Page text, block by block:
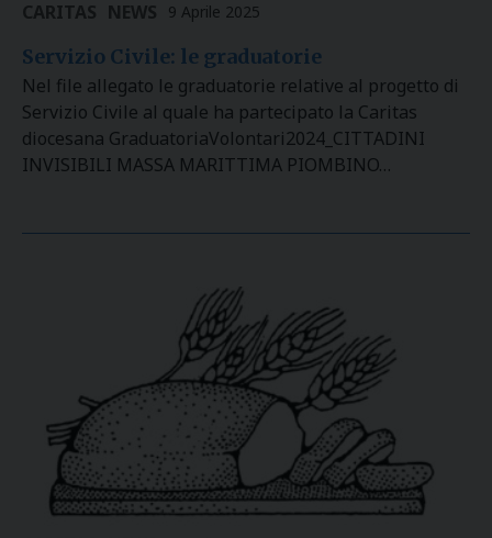
CARITAS NEWS 9 Aprile 2025
Servizio Civile: le graduatorie
Nel file allegato le graduatorie relative al progetto di
Servizio Civile al quale ha partecipato la Caritas
diocesana GraduatoriaVolontari2024_CITTADINI
INVISIBILI MASSA MARITTIMA PIOMBINO…